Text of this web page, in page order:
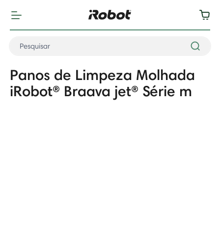
Panos de Limpeza Molhada
iRobot® Braava jet® Série m